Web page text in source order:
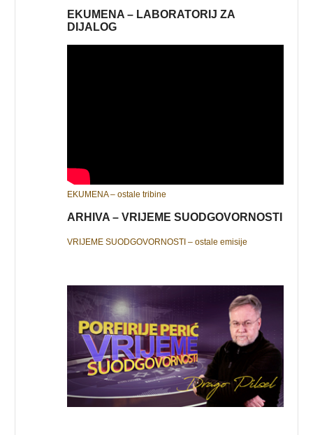
EKUMENA – LABORATORIJ ZA
DIJALOG
EKUMENA – ostale tribine
ARHIVA – VRIJEME SUODGOVORNOSTI
VRIJEME SUODGOVORNOSTI – ostale emisije